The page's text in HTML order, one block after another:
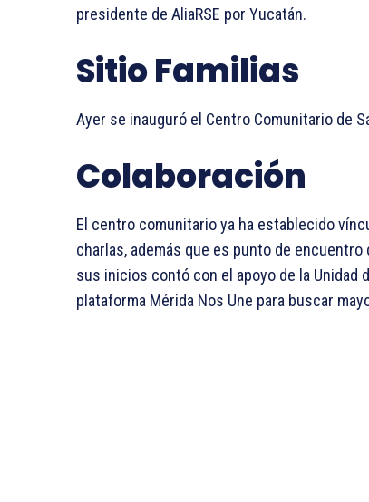
presidente de AliaRSE por Yucatán.
Sitio Familias
Ayer se inauguró el Centro Comunitario de
Colaboración
El centro comunitario ya ha establecido
charlas, además que es punto de
sus inicios contó con el apoyo de la
plataforma Mérida Nos Une para buscar